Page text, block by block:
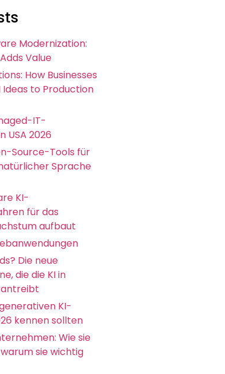
Modernization:
Value
How Businesses
to Production
IT-
USA 2026
Source-Tools für
Sprache
KI-
für das
aufbaut
Die neue
die die KI in
KI-
kennen sollten
Wie sie
sie wichtig